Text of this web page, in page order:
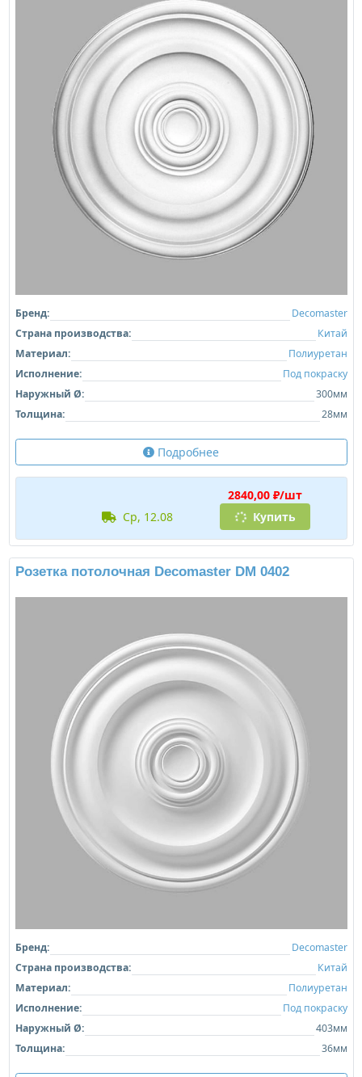
Бренд:
Decomaster
Страна производства:
Китай
Материал:
Полиуретан
Исполнение:
Под покраску
Наружный Ø:
300мм
Толщина:
28мм
Подробнее
2840,00 ₽/шт
ср, 12.08
Купить
Розетка потолочная Decomaster DM 0402
Бренд:
Decomaster
Страна производства:
Китай
Материал:
Полиуретан
Исполнение:
Под покраску
Наружный Ø:
403мм
Толщина:
36мм